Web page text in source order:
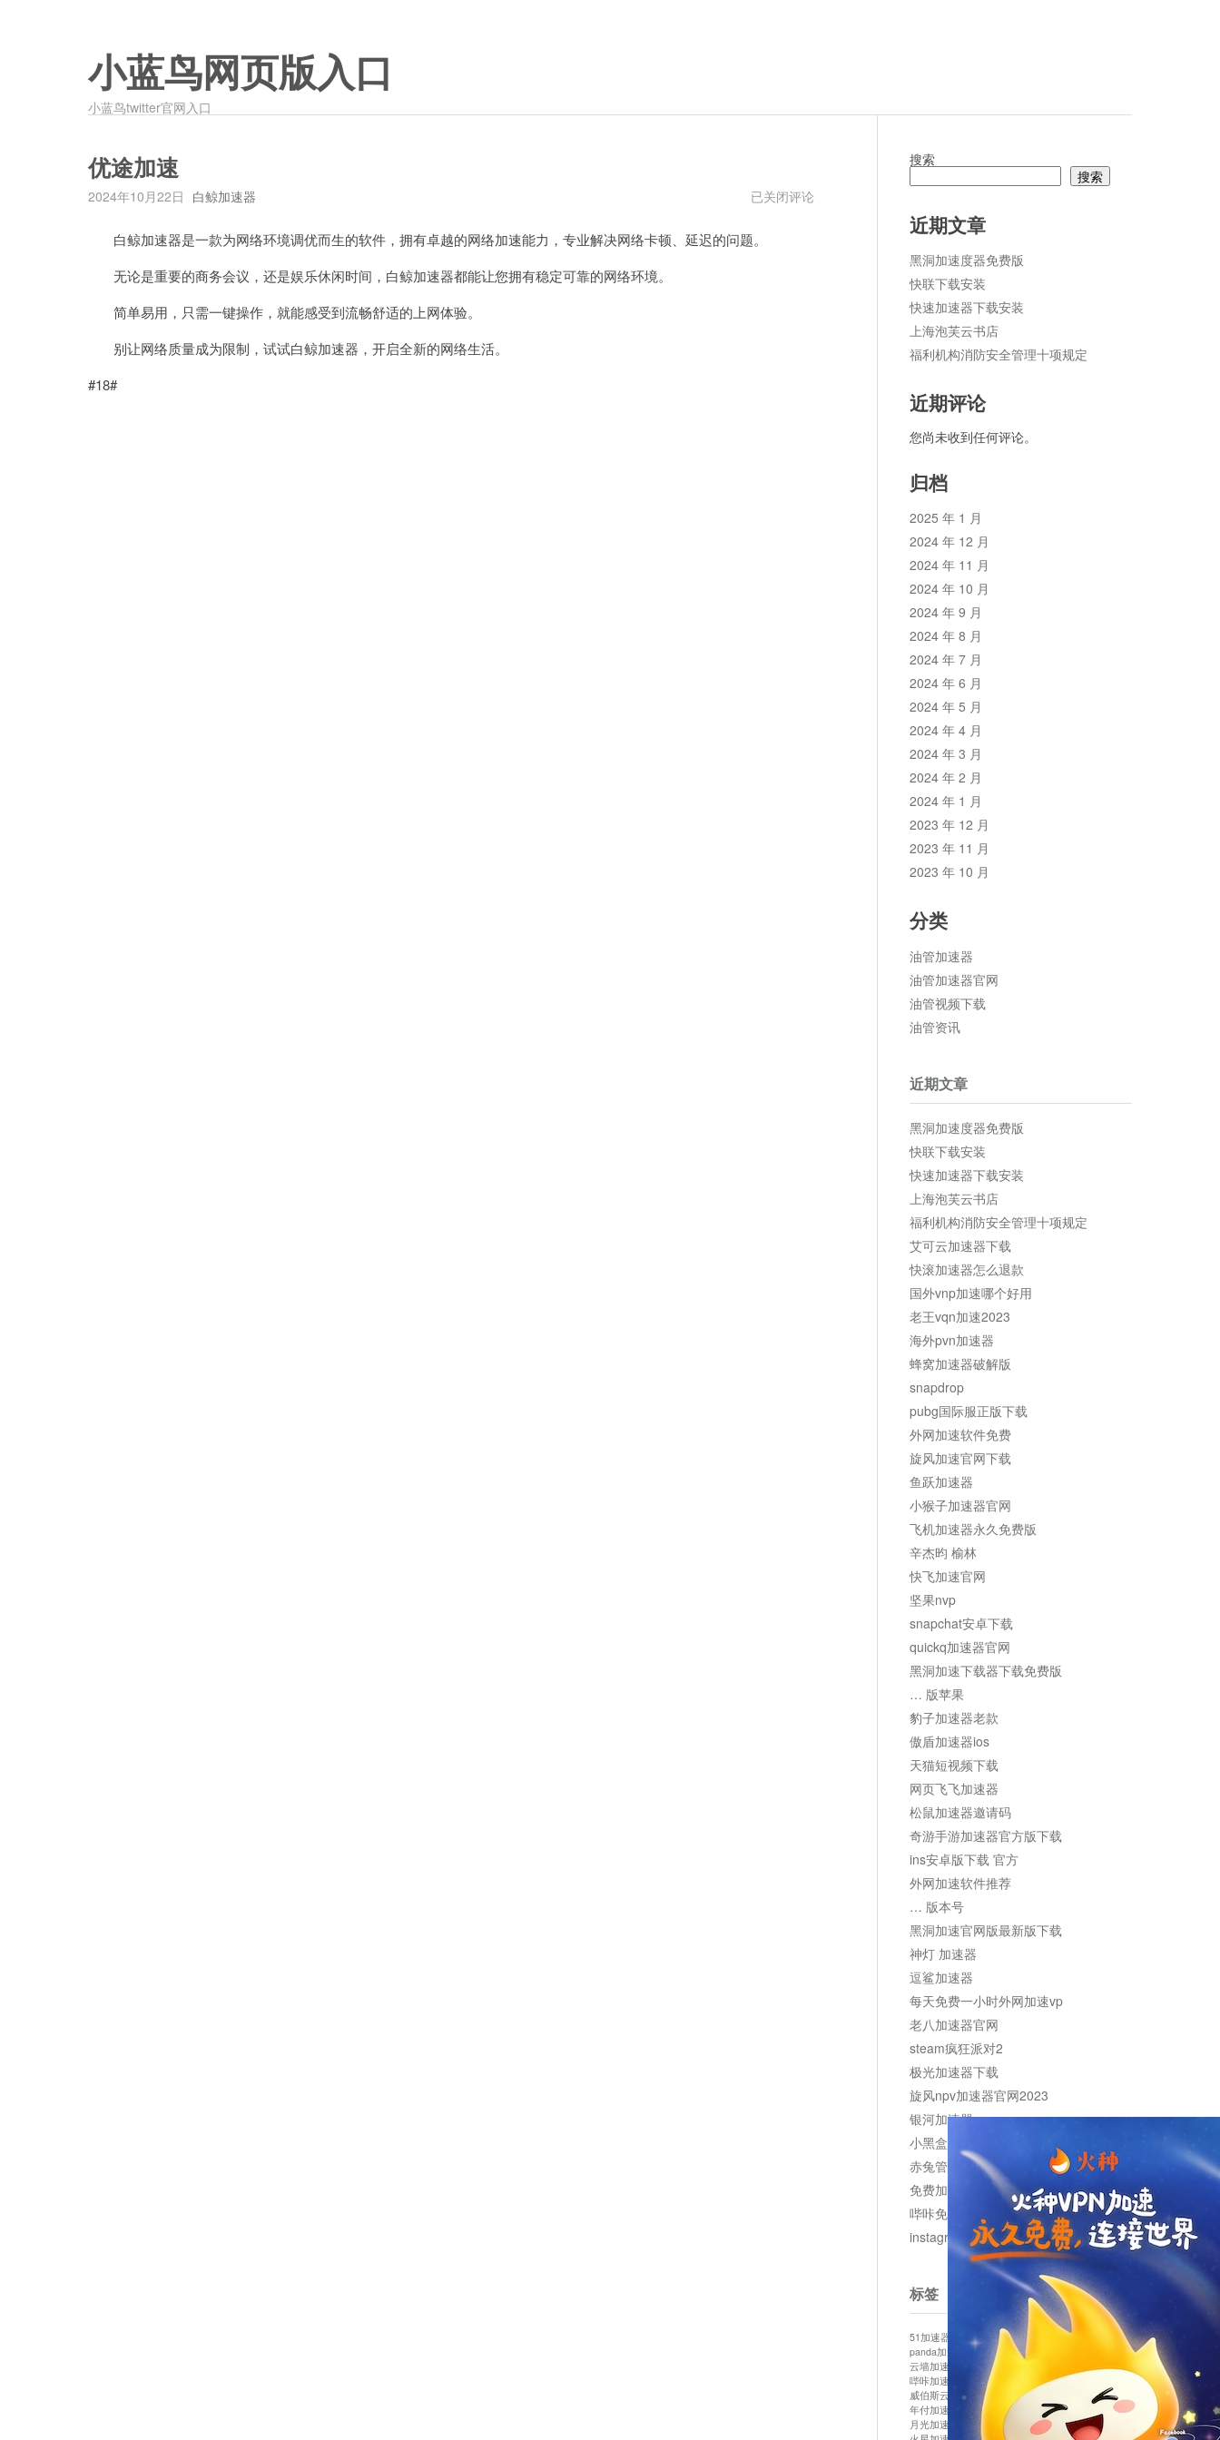
小蓝鸟网页版入口
小蓝鸟twitter官网入口
优途加速
2024年10月22日 白鲸加速器
优
速
已关闭评论
白鲸加速器是一款为网络环境调优而生的软件，拥有卓越的网络加速能力，专业解决网络卡顿、延迟的问题。
无论是重要的商务会议，还是娱乐休闲时间，白鲸加速器都能让您拥有稳定可靠的网络环境。
简单易用，只需一键操作，就能感受到流畅舒适的上网体验。
别让网络质量成为限制，试试白鲸加速器，开启全新的网络生活。
#18#
搜索
搜索
近期文章
黑洞加速度器免费版
快联下载安装
快速加速器下载安装
上海泡芙云书店
福利机构消防安全管理十项规定
近期评论
您尚未收到任何评论。
归档
2025 年 1 月
2024 年 12 月
2024 年 11 月
2024 年 10 月
2024 年 9 月
2024 年 8 月
2024 年 7 月
2024 年 6 月
2024 年 5 月
2024 年 4 月
2024 年 3 月
2024 年 2 月
2024 年 1 月
2023 年 12 月
2023 年 11 月
2023 年 10 月
分类
油管加速器
油管加速器官网
油管视频下载
油管资讯
近期文章
黑洞加速度器免费版
快联下载安装
快速加速器下载安装
上海泡芙云书店
福利机构消防安全管理十项规定
艾可云加速器下载
快滚加速器怎么退款
国外vnp加速哪个好用
老王vqn加速2023
海外pvn加速器
蜂窝加速器破解版
snapdrop
pubg国际服正版下载
外网加速软件免费
旋风加速官网下载
鱼跃加速器
小猴子加速器官网
飞机加速器永久免费版
辛杰昀 榆林
快飞加速官网
坚果nvp
snapchat安卓下载
quickq加速器官网
黑洞加速下载器下载免费版
… 版苹果
豹子加速器老款
傲盾加速器ios
天猫短视频下载
网页飞飞加速器
松鼠加速器邀请码
奇游手游加速器官方版下载
ins安卓版下载 官方
外网加速软件推荐
… 版本号
黑洞加速官网版最新版下载
神灯 加速器
逗鲨加速器
每天免费一小时外网加速vp
老八加速器官网
steam疯狂派对2
极光加速器下载
旋风npv加速器官网2023
银河加速器
小黑盒加速器加速
赤兔管理平台
免费加速器
哔咔免费加速服务器
instagram网页版登录入口
标签
51加速器 bitznet hidecat i7加速器
kuai500
panda加速器
snap加速器 vp加速器
中信加速器
云墙加速器
云速加速器
哔咔加速器
哔咔哔咔加速器 喵云 回锅肉加速器
威伯斯云
小明加速器 小蓝鸟加速器
布谷vp加速器
年付加速器
心阶云 快连 怎么上外网
易飞加速器
月光加速器
机场加速器 松果云 梯子加速器